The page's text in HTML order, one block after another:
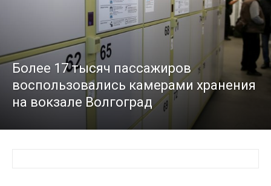
Более 17 тысяч пассажиров
воспользовались камерами хранения
на вокзале Волгоград